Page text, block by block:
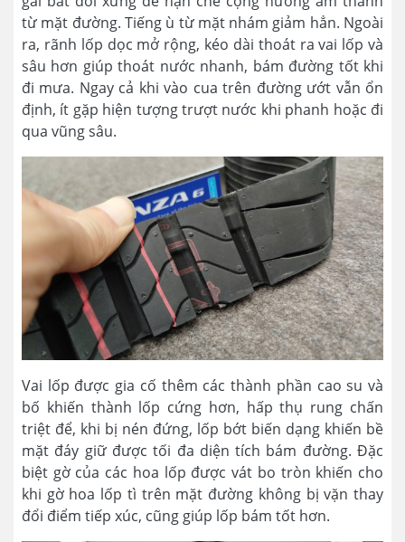
từ mặt đường. Tiếng ù từ mặt nhám giảm hẳn. Ngoài
ra, rãnh lốp dọc mở rộng, kéo dài thoát ra vai lốp và
sâu hơn giúp thoát nước nhanh, bám đường tốt khi
đi mưa. Ngay cả khi vào cua trên đường ướt vẫn ổn
định, ít gặp hiện tượng trượt nước khi phanh hoặc đi
qua vũng sâu.
Vai lốp được gia cố thêm các thành phần cao su và
bố khiến thành lốp cứng hơn, hấp thụ rung chấn
triệt để, khi bị nén đứng, lốp bớt biến dạng khiến bề
mặt đáy giữ được tối đa diện tích bám đường. Đặc
biệt gờ của các hoa lốp được vát bo tròn khiến cho
khi gờ hoa lốp tì trên mặt đường không bị vặn thay
đổi điểm tiếp xúc, cũng giúp lốp bám tốt hơn.